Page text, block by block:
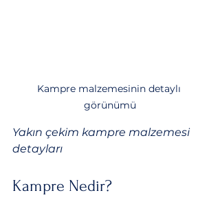
Kampre malzemesinin detaylı
görünümü
Yakın çekim kampre malzemesi
detayları
Kampre Nedir?